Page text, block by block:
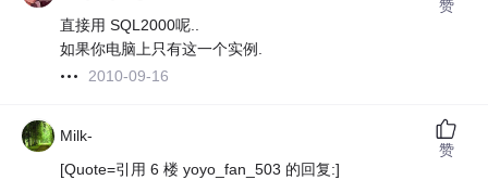
直接用 SQL2000呢..
如果你电脑上只有这一个实例.
2010-09-16
赞
Milk-
[Quote=引用 6 楼 yoyo_fan_503 的回复:]
赞